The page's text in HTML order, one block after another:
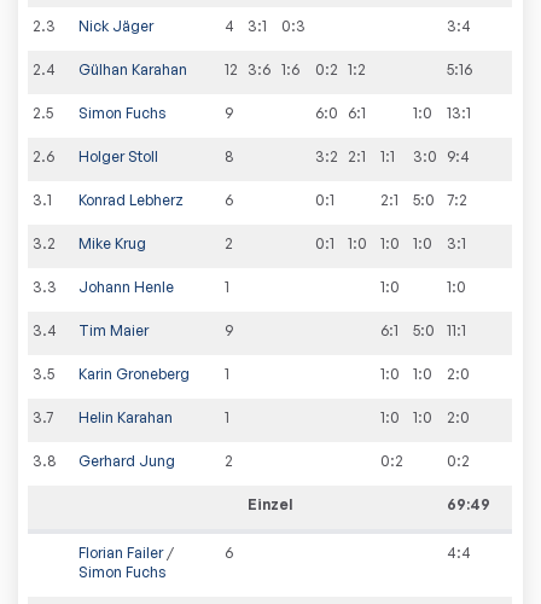
2.3 Nick Jäger 4 3:1 0:3 3:4
2.4 Gülhan Karahan 12 3:6 1:6 0:2 1:2 5:16
2.5 Simon Fuchs 9 6:0 6:1 1:0 13:1
2.6 Holger Stoll 8 3:2 2:1 1:1 3:0 9:4
3.1 Konrad Lebherz 6 0:1 2:1 5:0 7:2
3.2 Mike Krug 2 0:1 1:0 1:0 1:0 3:1
3.3 Johann Henle 1 1:0 1:0
3.4 Tim Maier 9 6:1 5:0 11:1
3.5 Karin Groneberg 1 1:0 1:0 2:0
3.7 Helin Karahan 1 1:0 1:0 2:0
3.8 Gerhard Jung 2 0:2 0:2
Einzel 69:49
Florian Failer/
Simon Fuchs
6 4:4